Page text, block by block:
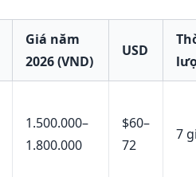
Giá năm
2026 (VND)
USD
1.500.000–
1.800.000
$60–
72
7